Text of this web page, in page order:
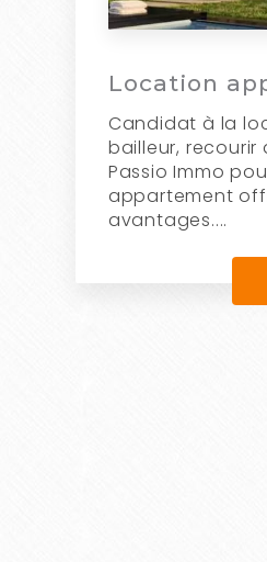
Location
Candidat à la
bailleur, recourir
Passio Immo
appartement
avantages....